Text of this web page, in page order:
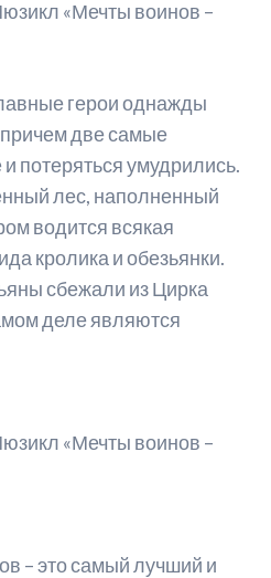
«Мечты воинов –
герои однажды
две самые
потеряться умудрились.
лес, наполненный
водится всякая
кролика и обезьянки.
сбежали из Цирка
деле являются
«Мечты воинов –
– это самый лучший и